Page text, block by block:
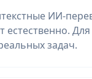
ИИ-
естественно.
задач.